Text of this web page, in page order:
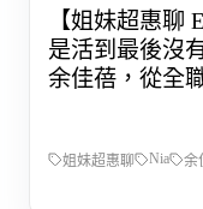
【姐妹超惠聊
是活到最後沒
余佳蓓，從全
姐妹超惠聊 Nia 余